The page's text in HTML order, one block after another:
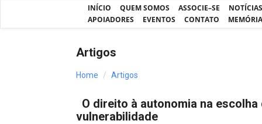
INÍCIO QUEM SOMOS ASSOCIE–SE
APOIADORES
EVENTOS CONTATO
Artigos
Home Artigos
O direito à autonomia na
vulnerabilidade